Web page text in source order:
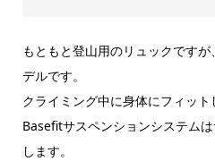
もともと登山用のリュックです
デルです。
クライミング中に身体にフィッ
Basefitサスペンションシステム
します。